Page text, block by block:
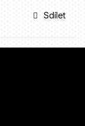
Sdílet